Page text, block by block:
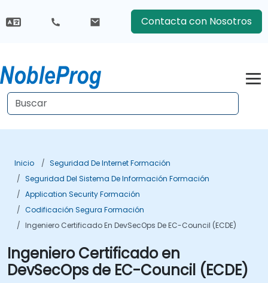
Contacta con Nosotros
Inicio
Seguridad De Internet Formación
Seguridad Del Sistema De Información Formación
Application Security Formación
Codificación Segura Formación
Ingeniero Certificado En DevSecOps De EC-Council (ECDE)
Ingeniero Certificado en
DevSecOps de EC-Council (ECDE)